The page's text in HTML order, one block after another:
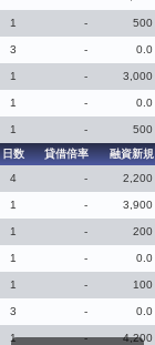
1 - 500
3 - 0.0
1 - 3,000
1 - 0.0
1 - 500
日数 貸借倍率 融資新規
4 - 2,200
1 - 3,900
1 - 200
1 - 0.0
1 - 100
3 - 0.0
1 - 4,200